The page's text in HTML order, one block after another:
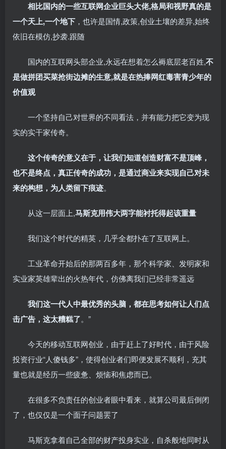
相比国内的一些互联网企业巨头大佬,格局和视野真的是
一个天上,一个地下 ，也许是国情,政策,创业土壤的差异,始终
依旧在模仿,抄袭.跟随
国内的互联网头部企业,永远在想着怎么褥底层老百姓,不
是做拼团买菜抢街边摊的生意,就是在热捧网红毒害青少年的
价值观
一个坚持自己对世界的不同看法，并有能力把它变为现
实的实干家传奇。
这个传奇的意义在于，让我们知道创造财富不是顶峰，
也不是终点，真正传奇的成功，是通过商业来实现自己对未
来的构想，为人类留下痕迹。
从这一层面上,马斯克用伟大两字能衬托得起该重量
我们这个时代的精英，几乎全都扑在了互联网上。
工业革命开始后的那两百多年，那个科学家、发明家和
实业家英雄辈出的火热年代，仿佛离我们已经非常遥远
我们这一代人中最优秀的头脑，都在思考如何让人们点
击广告，这太糟糕了。”
今天的移动互联网创业，由于赶上了好时代，由于风险
投资行业“人傻钱多”，使得创业者们即便发展不顺利，充其
量也就是经历一些疲惫、烦恼和焦虑而已。
在很多不负责任的创业者眼中看来，就算公司最后倒闭
了，也仅仅是一个面子问题罢了
马斯克拿着自己全部的财产投身实业，自杀般地同时从